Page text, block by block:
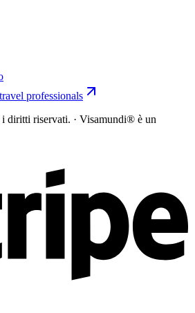
professionals
diritti riservati. · Visamundi® è un